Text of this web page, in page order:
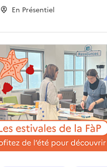
En Présentiel